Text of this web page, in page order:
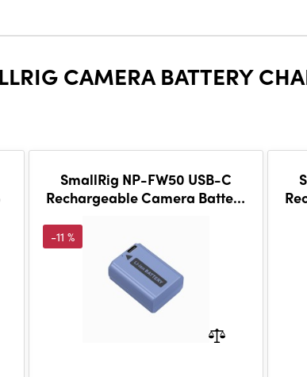
CAMERA BATTERY
SmallRig NP-FW50 USB-C
Rechargeable Camera Battery
-11 %